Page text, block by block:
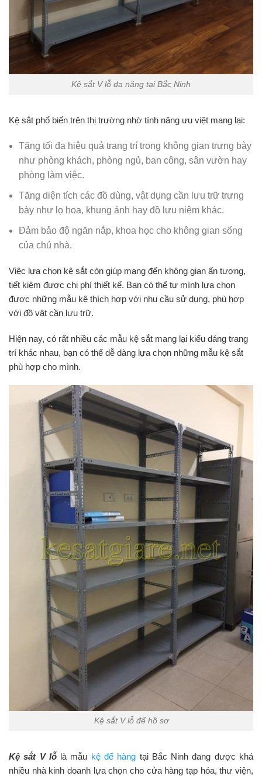
Kệ sắt V lỗ đa năng tại Bắc Ninh
Kệ sắt phổ biến trên thị trường nhờ tính năng ưu việt mang lại:
Tăng tối đa hiệu quả trang trí trong không gian trưng bày
như phòng khách, phòng ngủ, ban công, sân vườn hay
phòng làm việc.
Tăng diện tích các đồ dùng, vật dụng cần lưu trữ trưng
bày như lọ hoa, khung ảnh hay đồ lưu niệm khác.
Đảm bảo độ ngăn nắp, khoa học cho không gian sống
của chủ nhà.
Việc lựa chọn kệ sắt còn giúp mang đến không gian ấn tượng,
tiết kiệm được chi phí thiết kế. Bạn có thể tự mình lựa chọn
được những mẫu kệ thích hợp với nhu cầu sử dụng, phù hợp
với đồ vật cần lưu trữ.
Hiện nay, có rất nhiều các mẫu kệ sắt mang lại kiểu dáng trang
trí khác nhau, bạn có thể dễ dàng lựa chọn những mẫu kệ sắt
phù hợp cho mình.
Kệ sắt V lỗ để hồ sơ
Kệ sắt V lỗ là mẫu kệ để hàng tại Bắc Ninh đang được khá
nhiều nhà kinh doanh lựa chọn cho cửa hàng tạp hóa, thư viện,